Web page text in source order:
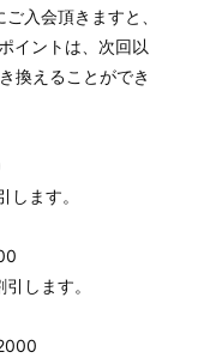
入会頂きますと、
イントは、次回以
換えることができ
ます。
します。